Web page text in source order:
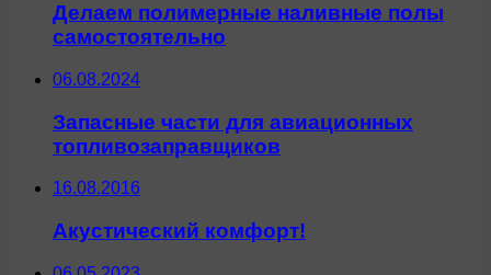
Делаем полимерные наливные полы
самостоятельно
06.08.2024
Запасные части для авиационных
топливозаправщиков
16.08.2016
Акустический комфорт!